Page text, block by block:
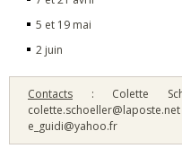
5 et 19 mai
2 juin
Contacts : Colette
e_guidi@yahoo.fr